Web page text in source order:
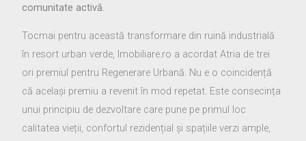
comunitate activă.
Tocmai pentru această transformare din ruină industrială
în resort urban verde, Imobiliare.ro a acordat Atria de trei
ori premiul pentru Regenerare Urbană. Nu e o coincidență
că același premiu a revenit în mod repetat. Este consecința
unui principiu de dezvoltare care pune pe primul loc
calitatea vieții, confortul rezidențial și spațiile verzi ample,